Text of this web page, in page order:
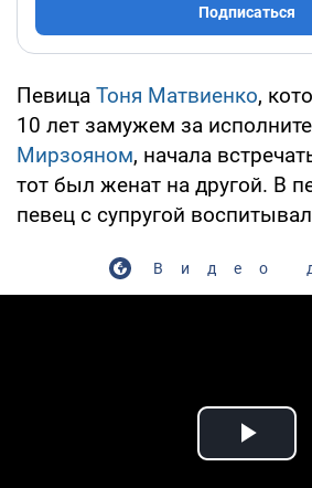
Подписаться
Певица Тоня Матвиенко,
10 лет замужем за
Мирзояном, начала
тот был женат на другой. В
певец с супругой
Видео
Play